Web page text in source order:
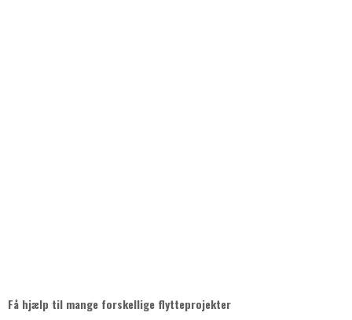
Få hjælp til mange forskellige flytteprojekter